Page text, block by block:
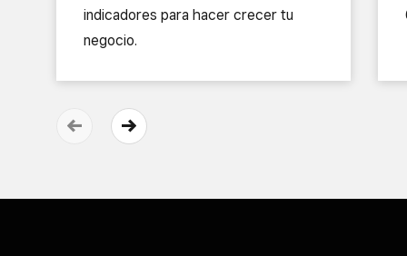
indicadores para hacer crecer tu
negocio.